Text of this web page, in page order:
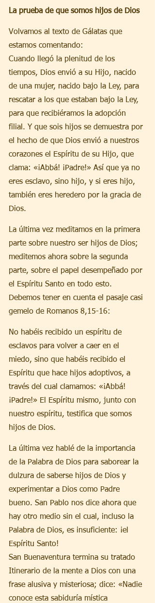
La prueba de que somos hijos de Dios
Volvamos al texto de Gálatas que
estamos comentando:
Cuando llegó la plenitud de los
tiempos, Dios envió a su Hijo, nacido
de una mujer, nacido bajo la Ley, para
rescatar a los que estaban bajo la Ley,
para que recibiéramos la adopción
filial. Y que sois hijos se demuestra por
el hecho de que Dios envió a nuestros
corazones el Espíritu de su Hijo, que
clama: «¡Abbá! ¡Padre!» Así que ya no
eres esclavo, sino hijo, y si eres hijo,
también eres heredero por la gracia de
Dios.
La última vez meditamos en la primera
parte sobre nuestro ser hijos de Dios;
meditemos ahora sobre la segunda
parte, sobre el papel desempeñado por
el Espíritu Santo en todo esto.
Debemos tener en cuenta el pasaje casi
gemelo de Romanos 8,15-16:
No habéis recibido un espíritu de
esclavos para volver a caer en el
miedo, sino que habéis recibido el
Espíritu que hace hijos adoptivos, a
través del cual clamamos: «¡Abbá!
¡Padre!» El Espíritu mismo, junto con
nuestro espíritu, testifica que somos
hijos de Dios.
La última vez hablé de la importancia
de la Palabra de Dios para saborear la
dulzura de saberse hijos de Dios y
experimentar a Dios como Padre
bueno. San Pablo nos dice ahora que
hay otro medio sin el cual, incluso la
Palabra de Dios, es insuficiente: ¡el
Espíritu Santo!
San Buenaventura termina su tratado
Itinerario de la mente a Dios con una
frase alusiva y misteriosa; dice: «Nadie
conoce esta sabiduría mística